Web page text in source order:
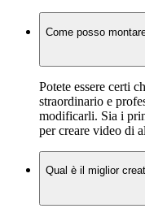
Come posso
Potete essere certi
straordinario e
modificarli. Sia i
per creare video di
Qual è il miglior